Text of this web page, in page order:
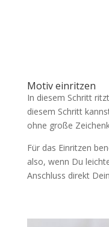
Motiv einritzen
In diesem Schritt
diesem Schritt
ohne große
Für das Einritzen
also, wenn Du
Anschluss direkt